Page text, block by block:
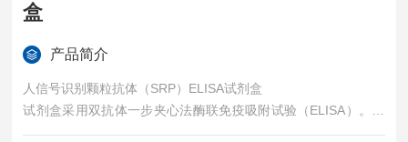
盒
产品简介
人信号识别颗粒抗体（SRP）ELISA试剂盒
试剂盒采用双抗体一步夹心法酶联免疫吸附试验（ELISA）。往
预先包被锁链素（DES）抗体的包被微孔中，依次加入标本、标